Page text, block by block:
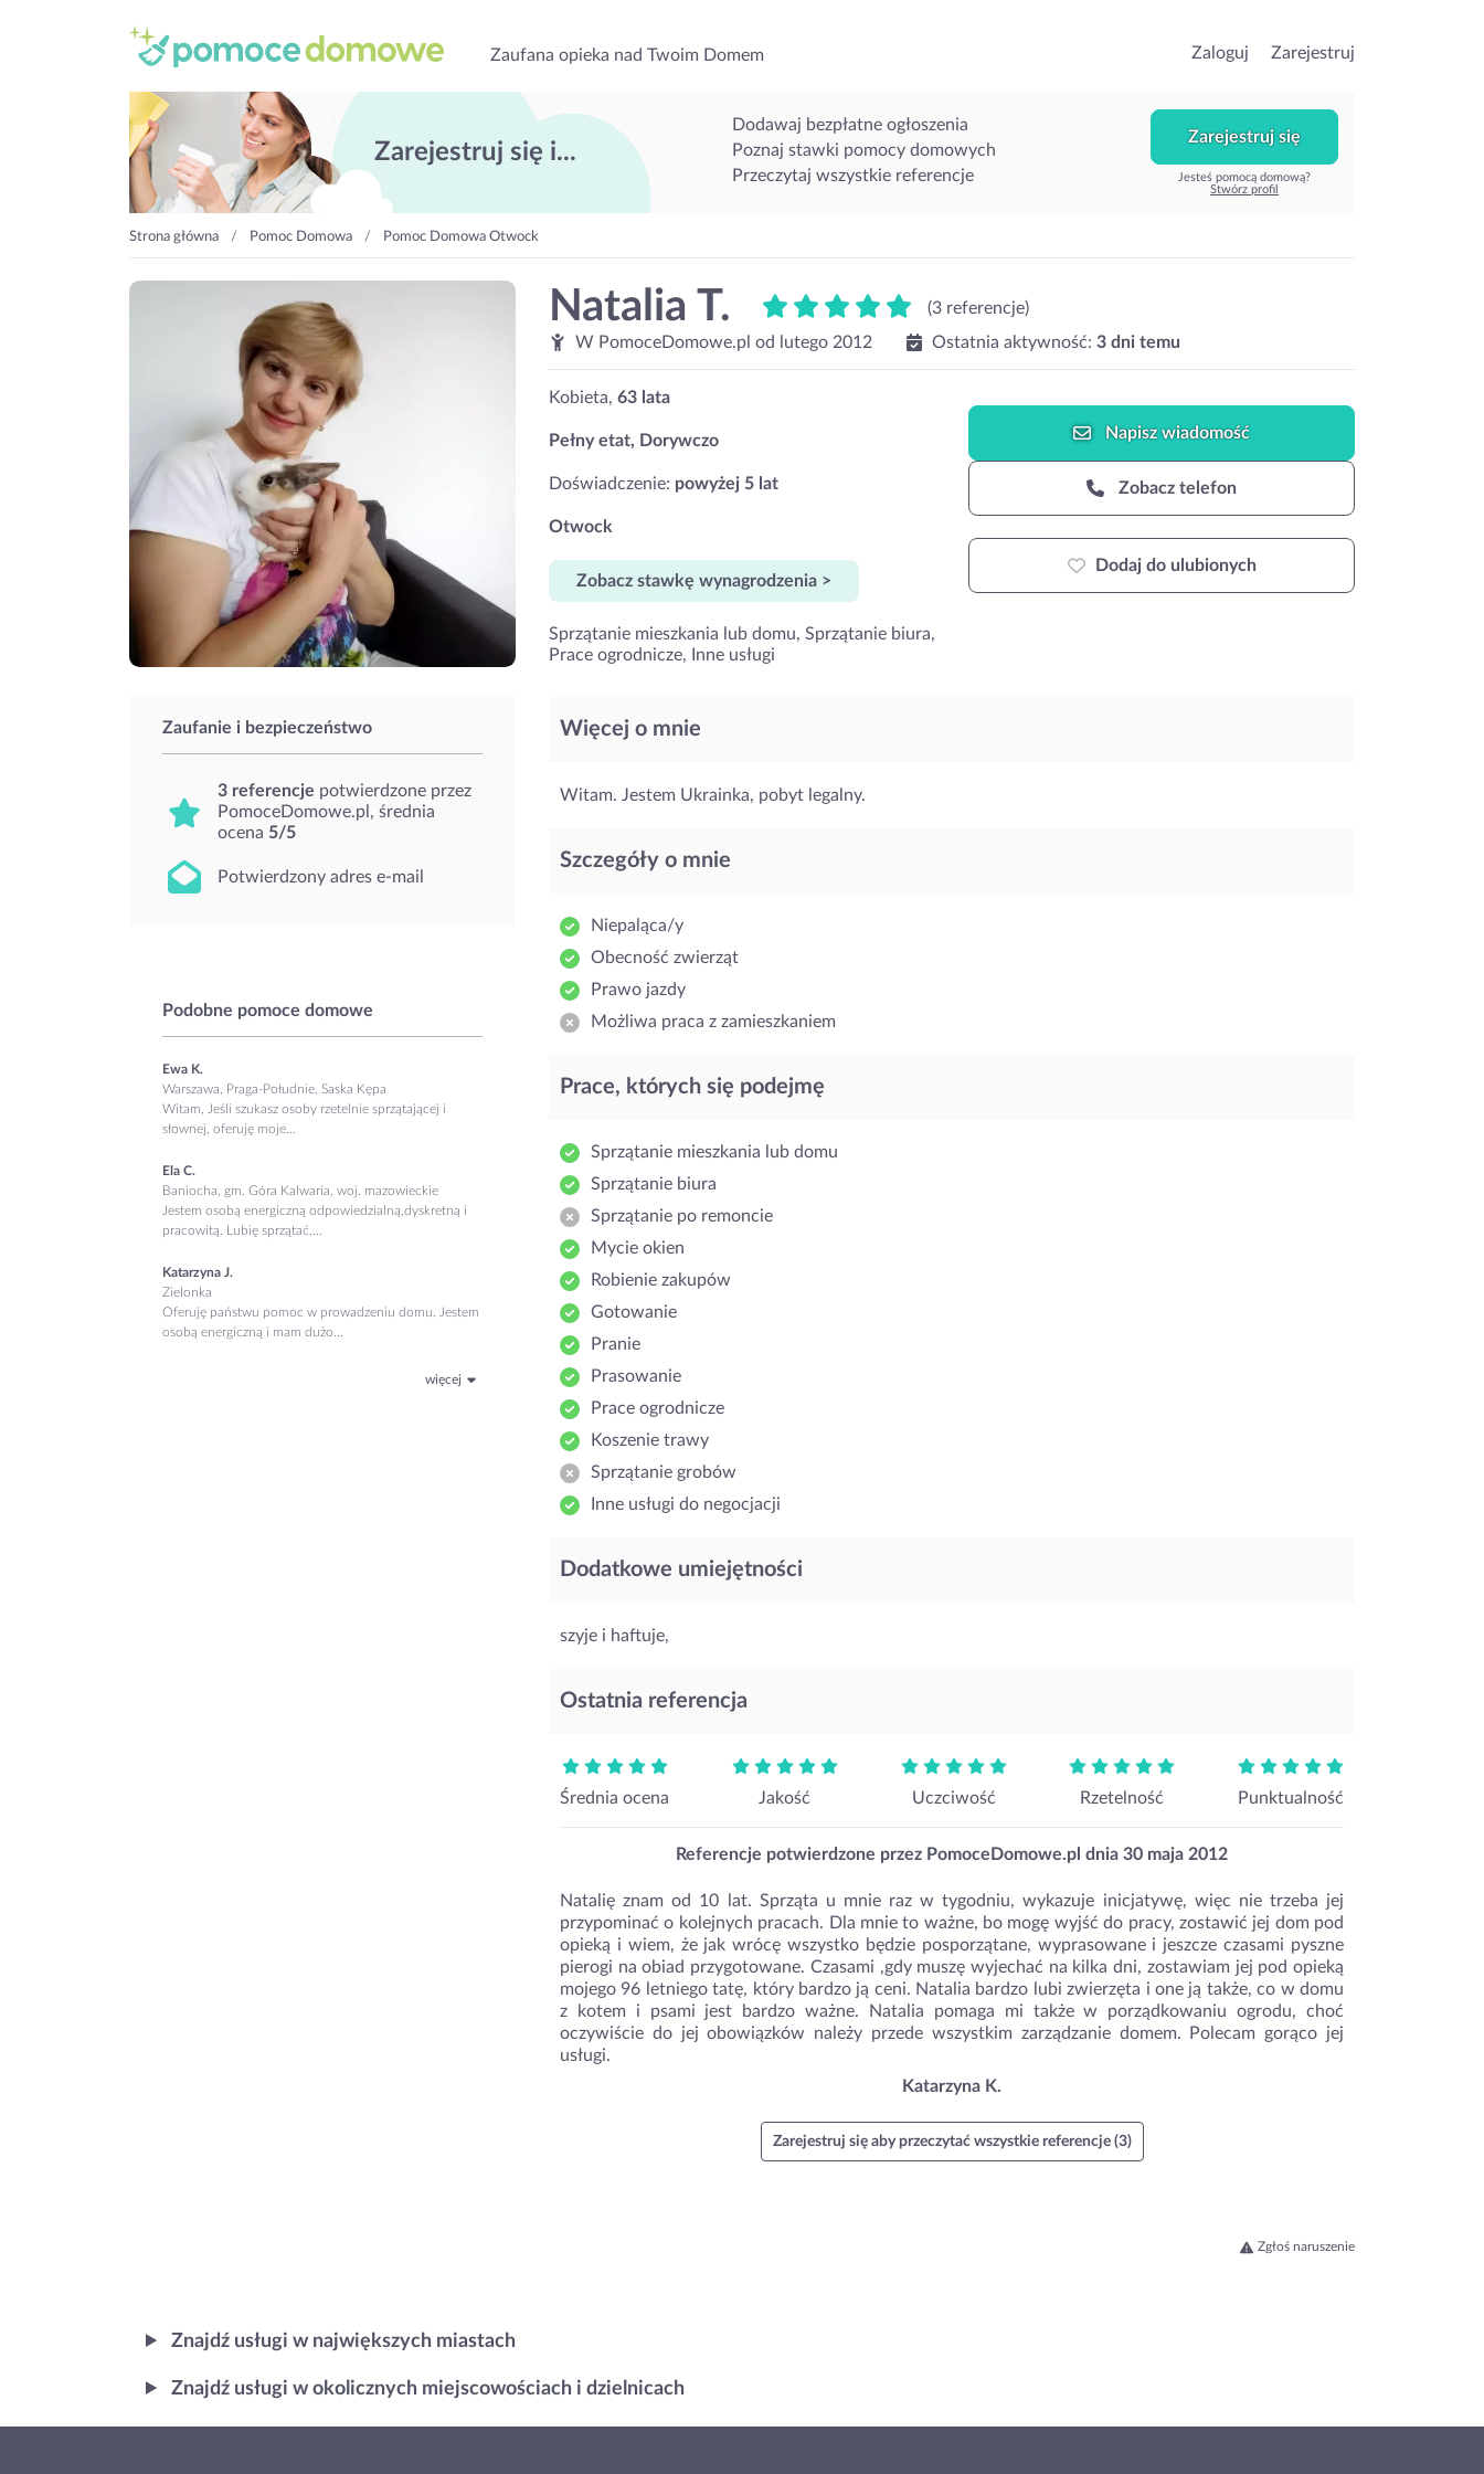
Zaufana opieka nad Twoim Domem Zaloguj Zarejestruj
Zarejestruj się i...
Dodawaj bezpłatne ogłoszenia
Poznaj stawki pomocy domowych
Przeczytaj wszystkie referencje
Zarejestruj się
Jesteś pomocą domową?
Stwórz profil
Strona główna Pomoc Domowa Pomoc Domowa Otwock
Natalia T.
(3 referencje)
W PomoceDomowe.pl od
lutego 2012 Ostatnia aktywność: 3 dni temu
Kobieta, 63 lata
Pełny etat, Dorywczo
Doświadczenie: powyżej 5 lat
Otwock
Zobacz stawkę wynagrodzenia >
Sprzątanie mieszkania lub domu, Sprzątanie biura,
Prace ogrodnicze, Inne usługi
Napiszwiadomość
Zobacz telefon
Dodaj do ulubionych
Zaufanie i bezpieczeństwo
3 referencje potwierdzone przez
PomoceDomowe.pl, średnia
ocena 5/5
Potwierdzony adres e-mail
Podobne pomoce domowe
Ewa K.
Warszawa, Praga-Południe, Saska Kępa
Witam, Jeśli szukasz osoby rzetelnie sprzątającej i
słownej, oferuję moje...
Ela C.
Baniocha, gm. Góra Kalwaria, woj. mazowieckie
Jestem osobą energiczną odpowiedzialną,dyskretną i
pracowitą. Lubię sprzątać,...
Katarzyna J.
Zielonka
Oferuję państwu pomoc w prowadzeniu domu. Jestem
osobą energiczną i mam dużo...
więcej
Więcej o mnie
Witam. Jestem Ukrainka, pobyt legalny.
Szczegóły o mnie
Niepaląca/y
Obecność zwierząt
Prawo jazdy
Możliwa praca z zamieszkaniem
Prace, których się podejmę
Sprzątanie mieszkania lub domu
Sprzątanie biura
Sprzątanie po remoncie
Mycie okien
Robienie zakupów
Gotowanie
Pranie
Prasowanie
Prace ogrodnicze
Koszenie trawy
Sprzątanie grobów
Inne usługi do negocjacji
Dodatkowe umiejętności
szyje i haftuje,
Ostatnia referencja
Średnia ocena Jakość Uczciwość Rzetelność Punktualność
Referencje potwierdzone przez PomoceDomowe.pl dnia 30 maja 2012
Natalię znam od 10 lat. Sprząta u mnie raz w tygodniu, wykazuje inicjatywę, więc nie trzeba jej
przypominać o kolejnych pracach. Dla mnie to ważne, bo mogę wyjść do pracy, zostawić jej dom pod
opieką i wiem, że jak wrócę wszystko będzie posporzątane, wyprasowane i jeszcze czasami pyszne
pierogi na obiad przygotowane. Czasami ,gdy muszę wyjechać na kilka dni, zostawiam jej pod opieką
mojego 96 letniego tatę, który bardzo ją ceni. Natalia bardzo lubi zwierzęta i one ją także, co w domu
z kotem i psami jest bardzo ważne. Natalia pomaga mi także w porządkowaniu ogrodu, choć
oczywiście do jej obowiązków należy przede wszystkim zarządzanie domem. Polecam gorąco jej
usługi.
Katarzyna K.
Zarejestruj się aby przeczytać wszystkie referencje (3)
Zgłoś naruszenie
Znajdź usługi w największych miastach
Znajdź usługi w okolicznych miejscowościach i dzielnicach